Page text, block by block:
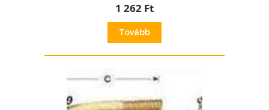
1 262 Ft
Tovább